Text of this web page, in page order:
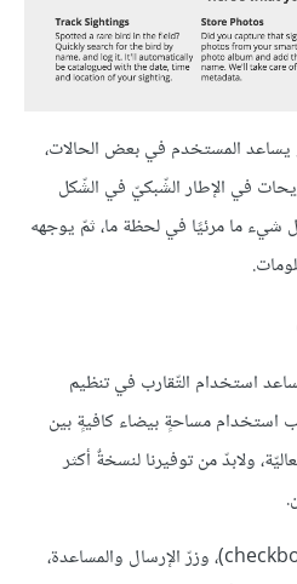
يساعد المستخدم في بعض الحالات،
في الإطار الشّبكيّ في الشّكل
شيء ما مرئيًا في لحظة ما، ثمّ يوجهه
استخدام التّقارب في تنظيم
استخدام مساحةٍ بيضاء كافيةٍ بين
ولابدّ من توفيرنا لنسخةٌ أكثر
باستخدام خيار مربّع الاختيار (checkbox)، وزرّ الإرسال والمساعدة،